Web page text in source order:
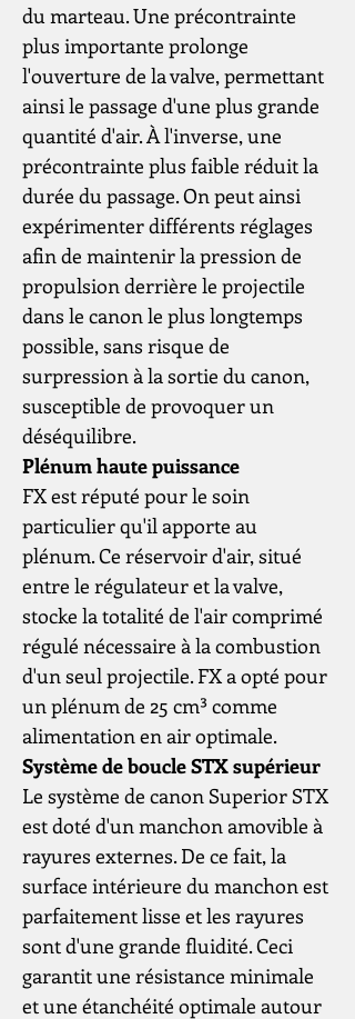
du marteau. Une précontrainte
plus importante prolonge
l'ouverture de la valve, permettant
ainsi le passage d'une plus grande
quantité d'air. À l'inverse, une
précontrainte plus faible réduit la
durée du passage. On peut ainsi
expérimenter différents réglages
afin de maintenir la pression de
propulsion derrière le projectile
dans le canon le plus longtemps
possible, sans risque de
surpression à la sortie du canon,
susceptible de provoquer un
déséquilibre.
Plénum haute puissance
FX est réputé pour le soin
particulier qu'il apporte au
plénum. Ce réservoir d'air, situé
entre le régulateur et la valve,
stocke la totalité de l'air comprimé
régulé nécessaire à la combustion
d'un seul projectile. FX a opté pour
un plénum de 25 cm³ comme
alimentation en air optimale.
Système de boucle STX supérieur
Le système de canon Superior STX
est doté d'un manchon amovible à
rayures externes. De ce fait, la
surface intérieure du manchon est
parfaitement lisse et les rayures
sont d'une grande fluidité. Ceci
garantit une résistance minimale
et une étanchéité optimale autour